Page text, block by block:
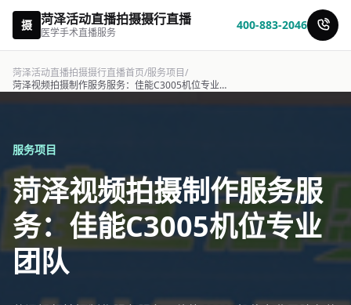
摄 菏泽活动直播拍摄摄行直播
医学手术直播服务
400-883-2046
菏泽活动直播拍摄摄行直播首页/服务项目/
菏泽视频拍摄制作服务服务：佳能C3005机位专业团队-摄行直播
服务项目
菏泽视频拍摄制作服务服
务：佳能C3005机位专业
团队